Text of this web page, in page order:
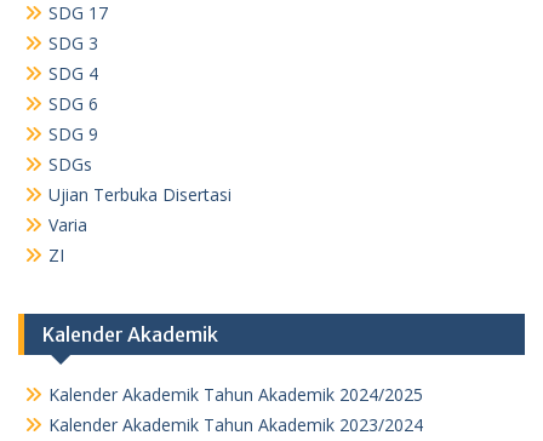
SDG 17
SDG 3
SDG 4
SDG 6
SDG 9
SDGs
Ujian Terbuka Disertasi
Varia
ZI
Kalender Akademik
Kalender Akademik Tahun Akademik 2024/2025
Kalender Akademik Tahun Akademik 2023/2024